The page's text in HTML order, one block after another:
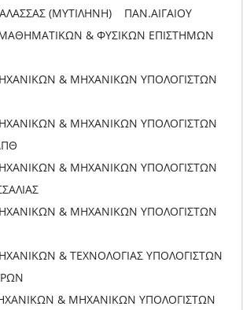
(ΜΥΤΙΛΗΝΗ) ΠΑΝ.ΑΙΓΑΙΟΥ
& ΦΥΣΙΚΩΝ ΕΠΙΣΤΗΜΩΝ
& ΜΗΧΑΝΙΚΩΝ ΥΠΟΛΟΓΙΣΤΩΝ
& ΜΗΧΑΝΙΚΩΝ ΥΠΟΛΟΓΙΣΤΩΝ
& ΜΗΧΑΝΙΚΩΝ ΥΠΟΛΟΓΙΣΤΩΝ
& ΜΗΧΑΝΙΚΩΝ ΥΠΟΛΟΓΙΣΤΩΝ
& ΤΕΧΝΟΛΟΓΙΑΣ ΥΠΟΛΟΓΙΣΤΩΝ
& ΜΗΧΑΝΙΚΩΝ ΥΠΟΛΟΓΙΣΤΩΝ